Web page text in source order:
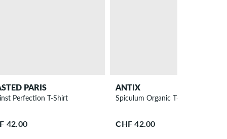
PARIS
Perfection T-Shirt
42.00
ANTIX
Spiculum Organic T-Shirt
CHF 42.00